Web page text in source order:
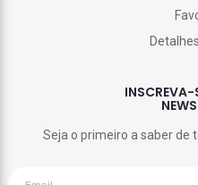
INSCREVA-
Seja o primeiro a saber de